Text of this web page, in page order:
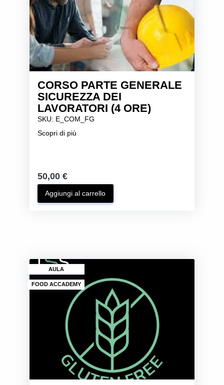
CORSO PARTE GENERALE
SICUREZZA DEI
LAVORATORI (4 ORE)
SKU: E_COM_FG
Scopri di più
50,00 €
Aggiungi al carrello
AULA
FOOD ACCADEMY